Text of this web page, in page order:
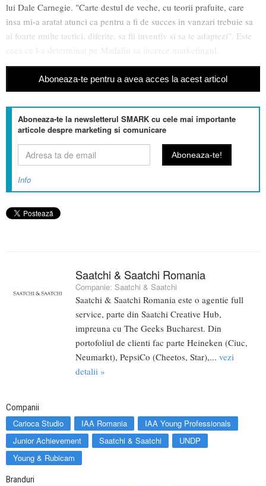
lui Dale Carnegie. "Carte destul de veche, cu teorii prafuite, care
insa mi-a aratat atunci ca pentru a fi de succes in vanzari trebuie sa
ai foarte multe tactici, diferite, sa fii inventiv si sa te adaptezi". Este
ceea ce l-a determinat pe Madalin sa incerce marketingul.
Aboneaza-te pentru a avea acces la acest articol
Aboneaza-te la newsletterul SMARK cu cele mai importante
articole despre marketing si comunicare
Info
Saatchi & Saatchi Romania
Companie: Saatchi & Saatchi
Saatchi & Saatchi Romania este o agentie full
service, parte din Saatchi Creative Hub,
impreuna cu The Geeks Bucharest. Din
portofoliul de clienti fac parte Heineken (Ciuc,
Neumarkt), PepsiCo (Cheetos, Star),... vezi
detalii »
Companii
Carioca Studio IAA Romania
IAA Young Professionals
Junior Achievement
Saatchi & Saatchi
UNDP
Young & Rubicam
Branduri